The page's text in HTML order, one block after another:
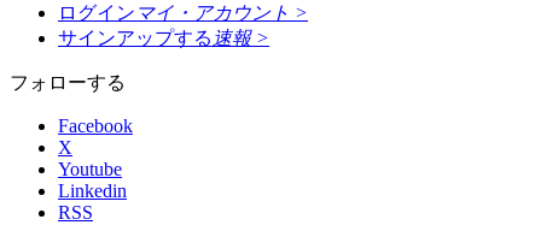
ログイン マイ・アカウント >
サインアップする 速報 >
フォローする
Facebook
X
Youtube
Linkedin
RSS